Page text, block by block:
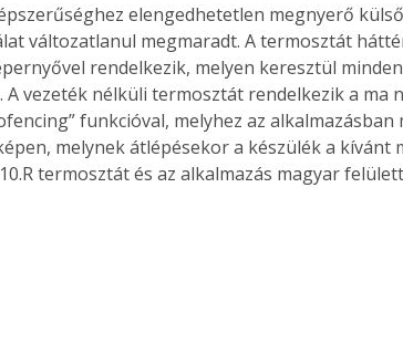
elengedhetetlen megnyerő
változatlanul megmaradt. A termosztát
rendelkezik, melyen keresztül
A vezeték nélküli termosztát rendelkezik a ma
funkcióval, melyhez az
melynek átlépésekor a készülék a
termosztát és az alkalmazás magyar